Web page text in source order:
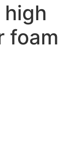
foam